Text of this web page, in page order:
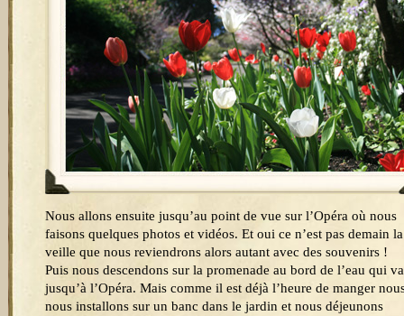
Nous allons ensuite jusqu’au point de vue sur l’Opéra où nous
faisons quelques photos et vidéos. Et oui ce n’est pas demain la
veille que nous reviendrons alors autant avec des souvenirs !
Puis nous descendons sur la promenade au bord de l’eau qui va
jusqu’à l’Opéra. Mais comme il est déjà l’heure de manger
nous installons sur un banc dans le jardin et nous déjeunons